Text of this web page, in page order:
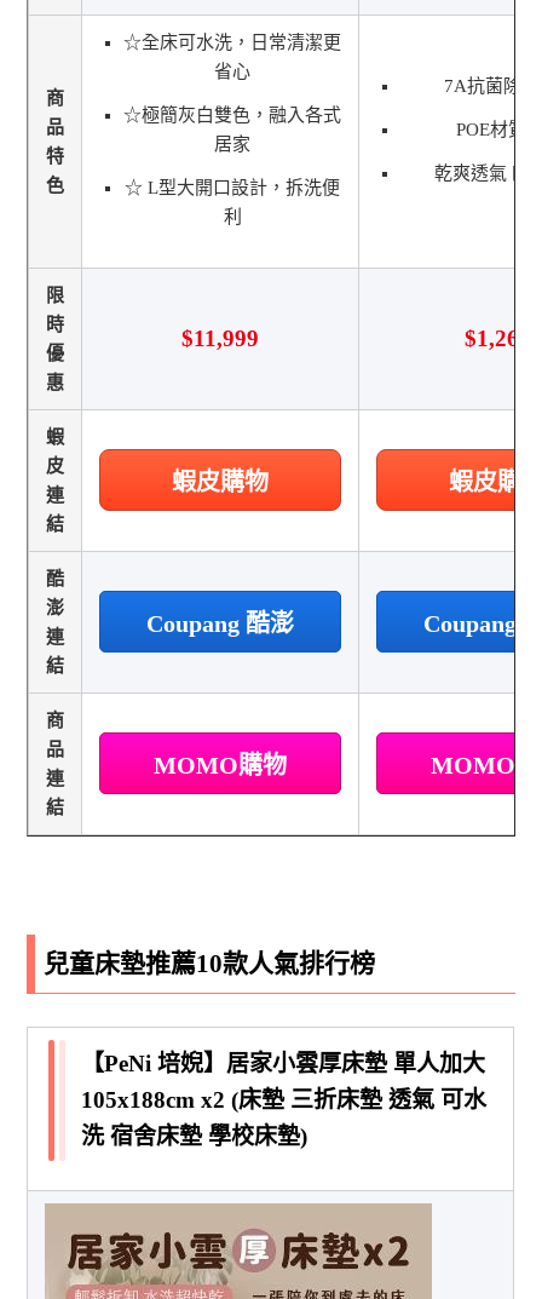
商
品
特
色
☆全床可水洗，日常清潔更
省心
☆極簡灰白雙色，融入各式
居家
☆ L型大開口設計，拆洗便
利
7A抗菌除
POE材質
乾爽透氣 四
限
時
優
惠
$11,999 $1,269
蝦
皮
連
結
蝦皮購物 蝦皮購
酷
澎
連
結
Coupang 酷澎 Coupang
商
品
連
結
MOMO購物 MOMO
兒童床墊推薦10款人氣排行榜
【PeNi 培婗】居家小雲厚床墊 單人加大
105x188cm x2 (床墊 三折床墊 透氣 可水
洗 宿舍床墊 學校床墊)